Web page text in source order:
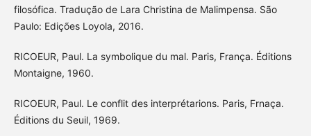
filosófica. Tradução de Lara Christina de Malimpensa. São
Paulo: Edições Loyola, 2016.
RICOEUR, Paul. La symbolique du mal. Paris, França. Éditions
Montaigne, 1960.
RICOEUR, Paul. Le conflit des interprétarions. Paris, Frnaça.
Éditions du Seuil, 1969.